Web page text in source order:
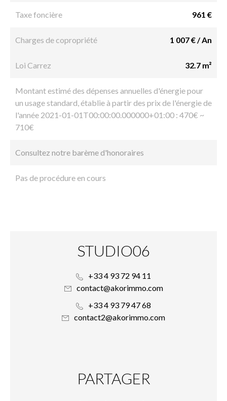
Taxe foncière 961 €
Charges de copropriété 1 007 € / An
Loi Carrez 32.7 m²
Montant estimé des dépenses annuelles d'énergie pour
un usage standard, établie à partir des prix de l'énergie de
l'année 2021-01-01T00:00:00.000000+01:00 : 470€ ~
710€
Consultez notre barème d'honoraires
Pas de procédure en cours
STUDIO06
+33 4 93 72 94 11
contact@akorimmo.com
+33 4 93 79 47 68
contact2@akorimmo.com
PARTAGER